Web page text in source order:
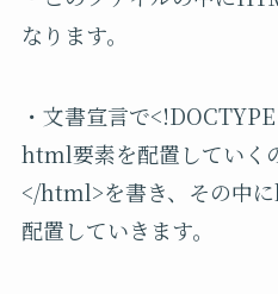
なります。
・文書宣言で
html要素を配置していく
</html>を書き、その中
配置していきます。